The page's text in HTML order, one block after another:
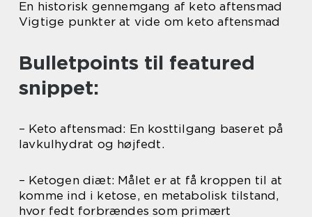
En historisk gennemgang af keto aftensmad
Vigtige punkter at vide om keto aftensmad
Bulletpoints til featured
snippet:
– Keto aftensmad: En kosttilgang baseret på
lavkulhydrat og højfedt.
– Ketogen diæt: Målet er at få kroppen til at
komme ind i ketose, en metabolisk tilstand,
hvor fedt forbrændes som primært